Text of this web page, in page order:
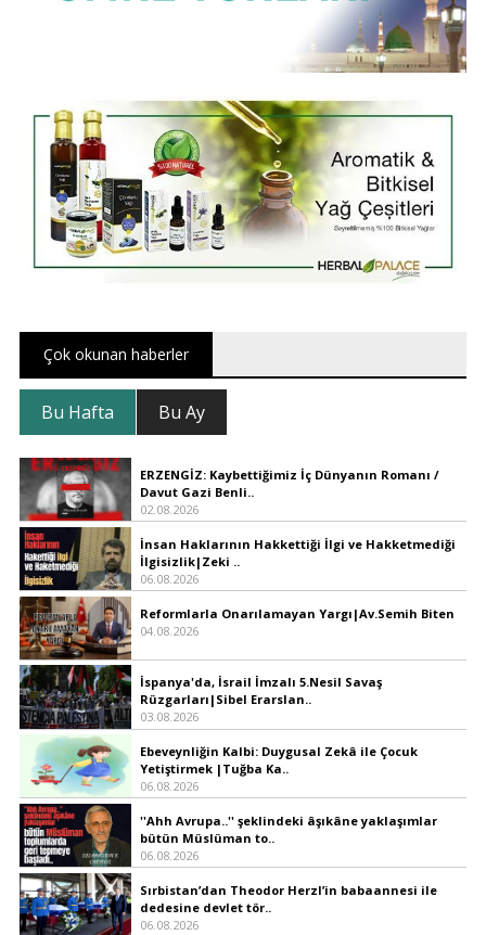
Çok okunan haberler
Bu Hafta Bu Ay
ERZENGİZ: Kaybettiğimiz İç Dünyanın Romanı /
Davut Gazi Benli..
02.08.2026
İnsan Haklarının Hakkettiği İlgi ve Hakketmediği
İlgisizlik|Zeki ..
06.08.2026
Reformlarla Onarılamayan Yargı|Av.Semih Biten
04.08.2026
İspanya'da, İsrail İmzalı 5.Nesil Savaş
Rüzgarları|Sibel Erarslan..
03.08.2026
Ebeveynliğin Kalbi: Duygusal Zekâ ile Çocuk
Yetiştirmek |Tuğba Ka..
06.08.2026
''Ahh Avrupa..'' şeklindeki âşıkâne yaklaşımlar
bütün Müslüman to..
06.08.2026
Sırbistan’dan Theodor Herzl’in babaannesi ile
dedesine devlet tör..
06.08.2026